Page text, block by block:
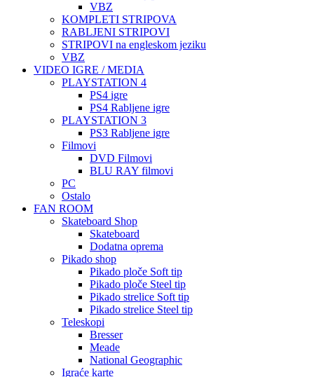
VBZ
KOMPLETI STRIPOVA
RABLJENI STRIPOVI
STRIPOVI na engleskom jeziku
VBZ
VIDEO IGRE / MEDIA
PLAYSTATION 4
PS4 igre
PS4 Rabljene igre
PLAYSTATION 3
PS3 Rabljene igre
Filmovi
DVD Filmovi
BLU RAY filmovi
PC
Ostalo
FAN ROOM
Skateboard Shop
Skateboard
Dodatna oprema
Pikado shop
Pikado ploče Soft tip
Pikado ploče Steel tip
Pikado strelice Soft tip
Pikado strelice Steel tip
Teleskopi
Bresser
Meade
National Geographic
Igraće karte